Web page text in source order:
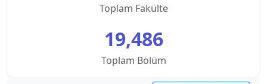
Ankara Yıldırım Beyazıt Üniversitesi
Toplam Fakülte
19,486
Toplam Bölüm